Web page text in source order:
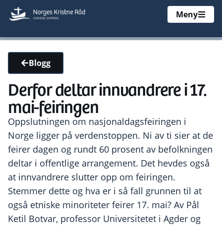
Meny
Blogg
Derfor deltar innvandrere i 17.
mai-feiringen
Oppslutningen om nasjonaldagsfeiringen i
Norge ligger på verdenstoppen. Ni av ti sier at de
feirer dagen og rundt 60 prosent av befolkningen
deltar i offentlige arrangement. Det hevdes også
at innvandrere slutter opp om feiringen.
Stemmer dette og hva er i så fall grunnen til at
også etniske minoriteter feirer 17. mai? Av Pål
Ketil Botvar, professor Universitetet i Agder og